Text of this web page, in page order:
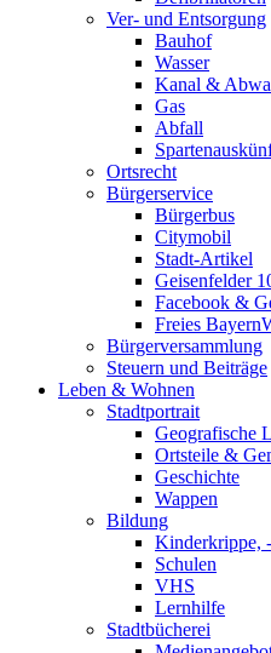
Ver- und Entsorgung
Bauhof
Wasser
Kanal &
Gas
Abfall
Ortsrecht
Bürgerservice
Bürgerbus
Citymobil
Stadt-Artikel
Geisenfelder
Facebook &
Freies
Bürgerversammlung
Steuern und Beiträge
Leben & Wohnen
Stadtportrait
Geografische
Ortsteile &
Geschichte
Wappen
Bildung
Kinderkrippe,
Schulen
VHS
Lernhilfe
Stadtbücherei